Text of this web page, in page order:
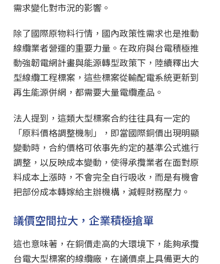
需求變化對市況的影響。
除了國際原物料行情，國內政策性需求也是推動
線纜業者營運的重要力量。在政府與台電積極推
動強韌電網計畫與能源轉型政策下，陸續釋出大
型線纜工程標案，這些標案從輸配電系統更新到
再生能源併網，都需要大量電纜產品。
法人提到，這類大型標案合約往往具有一定的
「原料價格調整機制」，即當國際銅價出現明顯
變動時，合約價格可依事先約定的基準公式進行
調整，以反映成本變動，使得承攬業者在面對原
料成本上漲時，不會完全自行吸收，而是有機會
把部份成本轉嫁給主辦機構，減輕財務壓力。
議價空間拉大，企業積極搶單
這也意味著，在銅價走高的大環境下，能夠承攬
台電大型標案的線纜廠，在議價桌上具備更大的